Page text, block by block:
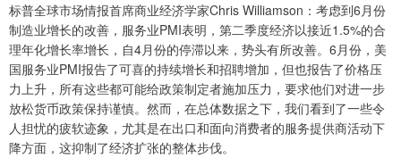
标普全球市场情报首席商业经济学家Chris Williamson：考虑到6月份
制造业增长的改善，服务业PMI表明，第二季度经济以接近1.5%的合
理年化增长率增长，自4月份的停滞以来，势头有所改善。6月份，美
国服务业PMI报告了可喜的持续增长和招聘增加，但也报告了价格压
力上升，所有这些都可能给政策制定者施加压力，要求他们对进一步
放松货币政策保持谨慎。然而，在总体数据之下，我们看到了一些令
人担忧的疲软迹象，尤其是在出口和面向消费者的服务提供商活动下
降方面，这抑制了经济扩张的整体步伐。